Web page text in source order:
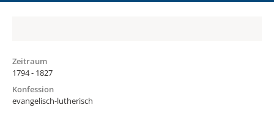
Zeitraum
1794 - 1827
Konfession
evangelisch-lutherisch